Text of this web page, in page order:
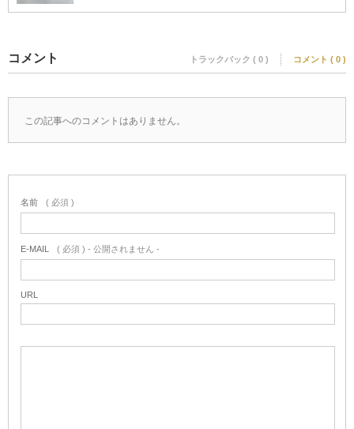
コメント トラックバック ( 0 ) コメント ( 0 )
この記事へのコメントはありません。
名前 ( 必須 )
E-MAIL ( 必須 ) - 公開されません -
URL